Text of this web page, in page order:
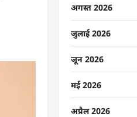
अगस्त 2026
जुलाई 2026
जून 2026
मई 2026
अप्रैल 2026